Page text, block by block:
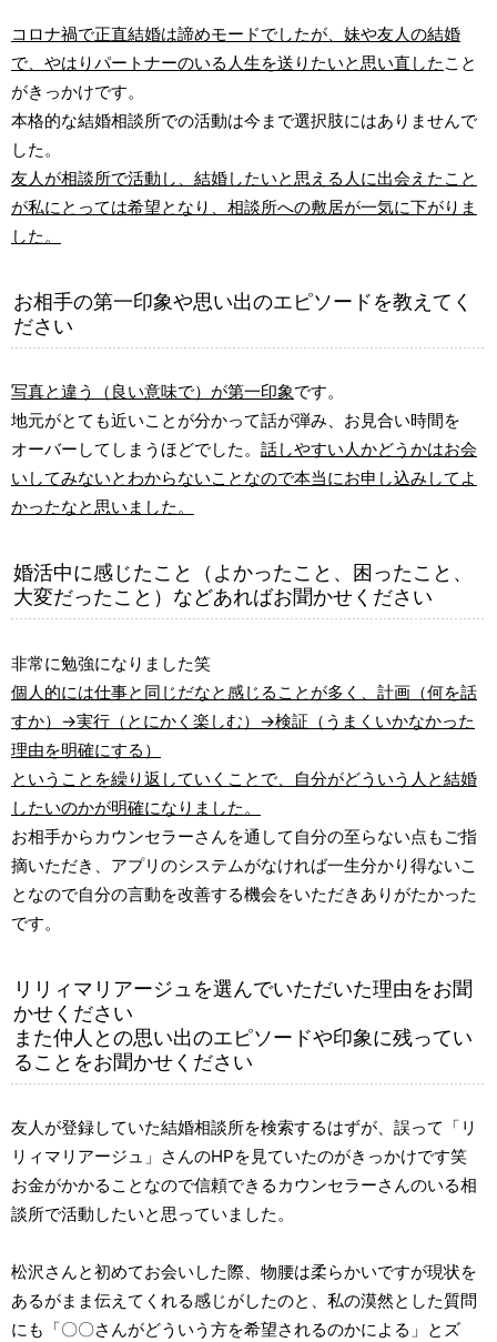
コロナ禍で正直結婚は諦めモードでしたが、妹や友人の結婚
で、やはりパートナーのいる人生を送りたいと思い直した こと
がきっかけです。
本格的な結婚相談所での活動は今まで選択肢にはありませんで
した。
友人が相談所で活動し、結婚したいと思える人に出会えたこと
が私にとっては希望となり、相談所への敷居が一気に下がりま
した。
お相手の第一印象や思い出のエピソードを教えてく
ださい
写真と違う（良い意味で）が第一印象です。
地元がとても近いことが分かって話が弾み、お見合い時間を
オーバーしてしまうほどでした。 話しやすい人かどうかはお会
いしてみないとわからないことなので本当にお申し込みしてよ
かったなと思いました。
婚活中に感じたこと（よかったこと、困ったこと、
大変だったこと）などあればお聞かせください
非常に勉強になりました笑
個人的には仕事と同じだなと感じることが多く、計画（何を話
すか）→実行（とにかく楽しむ）→検証（うまくいかなかった
理由を明確にする）
ということを繰り返していくことで、自分がどういう人と結婚
したいのかが明確になりました。
お相手からカウンセラーさんを通して自分の至らない点もご指
摘いただき、アプリのシステムがなければ一生分かり得ないこ
となので自分の言動を改善する機会をいただきありがたかった
です。
リリィマリアージュを選んでいただいた理由をお聞
かせください
また仲人との思い出のエピソードや印象に残ってい
ることをお聞かせください
友人が登録していた結婚相談所を検索するはずが、誤って「リ
リィマリアージュ」さんのHPを見ていたのがきっかけです笑
お金がかかることなので信頼できるカウンセラーさんのいる相
談所で活動したいと思っていました。
松沢さんと初めてお会いした際、物腰は柔らかいですが現状を
あるがまま伝えてくれる感じがしたのと、私の漠然とした質問
にも「〇〇さんがどういう方を希望されるのかによる」とズ